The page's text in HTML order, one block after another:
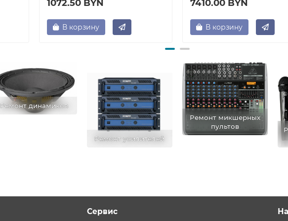
1072.50 BYN
В корзину
7410.00 BYN
В корзину
Ремонт динамиков
Ремонт усилителей
Ремонт микшерных
пультов
Сервис